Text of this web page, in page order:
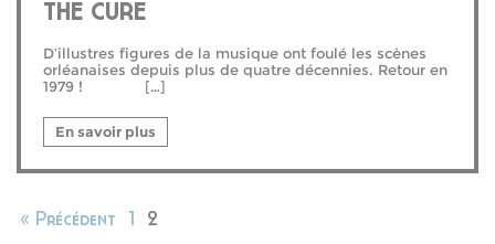
THE CURE
D’illustres figures de la musique ont foulé les scènes
orléanaises depuis plus de quatre décennies. Retour en
1979 ! […]
En savoir plus
« Précédent 1 2